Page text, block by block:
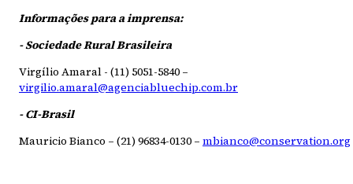
Informações para a imprensa:
- Sociedade Rural Brasileira
Virgílio Amaral - (11) 5051-5840 –
virgilio.amaral@agenciabluechip.com.br
- CI-Brasil
Mauricio Bianco – (21) 96834-0130 – mbianco@conservation.org